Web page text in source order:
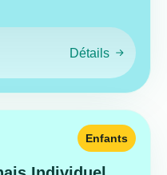
Détails
Enfants